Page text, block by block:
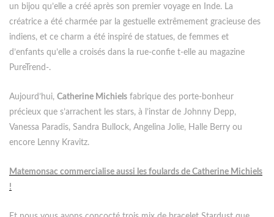
un bijou qu’elle a créé après son premier voyage en Inde. La
créatrice a été charmée par la gestuelle extrêmement gracieuse des
indiens, et ce charm a été inspiré de statues, de femmes et
d’enfants qu’elle a croisés dans la rue-confie t-elle au magazine
PureTrend-.
Aujourd’hui, Catherine Michiels fabrique des porte-bonheur
précieux que s’arrachent les stars, à l’instar de Johnny Depp,
Vanessa Paradis, Sandra Bullock, Angelina Jolie, Halle Berry ou
encore Lenny Kravitz.
Matemonsac commercialise aussi les foulards de Catherine Michiels
!